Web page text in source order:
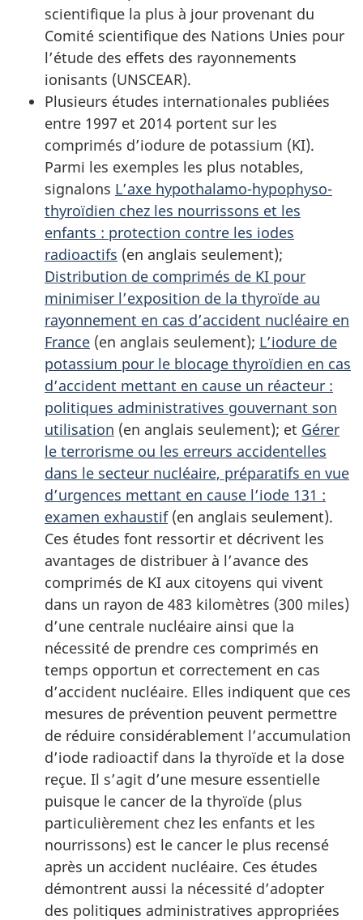
scientifique la plus à jour provenant du
Comité scientifique des Nations Unies pour
l’étude des effets des rayonnements
ionisants (UNSCEAR).
Plusieurs études internationales publiées
entre 1997 et 2014 portent sur les
comprimés d’iodure de potassium (KI).
Parmi les exemples les plus notables,
signalons L’axe hypothalamo-hypophyso-
thyroïdien chez les nourrissons et les
enfants : protection contre les iodes
radioactifs (en anglais seulement);
Distribution de comprimés de KI pour
minimiser l’exposition de la thyroïde au
rayonnement en cas d’accident nucléaire en
France (en anglais seulement); L’iodure de
potassium pour le blocage thyroïdien en cas
d’accident mettant en cause un réacteur :
politiques administratives gouvernant son
utilisation (en anglais seulement); et Gérer
le terrorisme ou les erreurs accidentelles
dans le secteur nucléaire, préparatifs en vue
d’urgences mettant en cause l’iode 131 :
examen exhaustif(en anglais seulement).
Ces études font ressortir et décrivent les
avantages de distribuer à l’avance des
comprimés de KI aux citoyens qui vivent
dans un rayon de 483 kilomètres (300 miles)
d’une centrale nucléaire ainsi que la
nécessité de prendre ces comprimés en
temps opportun et correctement en cas
d’accident nucléaire. Elles indiquent que ces
mesures de prévention peuvent permettre
de réduire considérablement l’accumulation
d’iode radioactif dans la thyroïde et la dose
reçue. Il s’agit d’une mesure essentielle
puisque le cancer de la thyroïde (plus
particulièrement chez les enfants et les
nourrissons) est le cancer le plus recensé
après un accident nucléaire. Ces études
démontrent aussi la nécessité d’adopter
des politiques administratives appropriées